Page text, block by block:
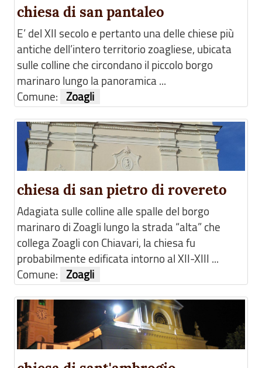
chiesa di san pantaleo
E’ del XII secolo e pertanto una delle chiese più
antiche dell’intero territorio zoagliese, ubicata
sulle colline che circondano il piccolo borgo
marinaro lungo la panoramica ...
Comune: Zoagli
chiesa di san pietro di rovereto
Adagiata sulle colline alle spalle del borgo
marinaro di Zoagli lungo la strada “alta” che
collega Zoagli con Chiavari, la chiesa fu
probabilmente edificata intorno al XII-XIII ...
Comune: Zoagli